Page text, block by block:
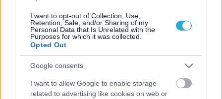
I want to opt-out of Collection, Use,
Retention, Sale, and/or Sharing of my
Personal Data that Is Unrelated with the
Purposes for which it was collected.
Opted Out
Google consents
I want to allow Google to enable storage
related to advertising like cookies on web or
ΡΟΗ ΕΙΔΗΣΕΩΝ